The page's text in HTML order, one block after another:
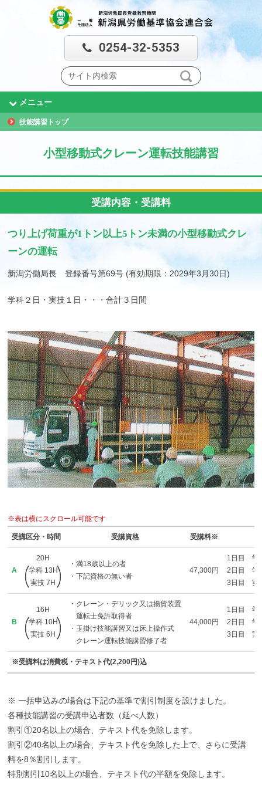
0254-32-5353
メニュー
技能講習トップ
小型移動式クレーン運転技能講習
受講内容・受講料
つり上げ荷重が1トン以上5トン未満の小型移動式クレ
ーンの運転
新潟労働局長 登録番号第69号 (有効期限：2029年3月30日)
学科２日・実技１日・・・合計３日間
※表は横にスクロール可能です
受講区分・時間 受講資格 受講料※
A
20H
学科 13H
実技 7H
・満18歳以上の者
・下記資格の無い者
47,300円
1日目 学
2日目 学
3日目 実
B
16H
学科 10H
実技 6H
・クレーン・デリック又は揚貨装置
運転士免許取得者
・玉掛け技能講習又は床上操作式
クレーン運転技能講習修了者
44,000円
1日目 学
2日目 学
3日目 実
※受講料は消費税・テキスト代(2,200円)込
※ 一括申込みの場合は下記の基準で割引制度を設けました。
各種技能講習の受講申込者数（延べ人数）
割引①20名以上の場合、テキスト代を免除します。
割引②40名以上の場合、テキスト代を免除した上で、さらに受講
料を8％割引します。
特別割引10名以上の場合、テキスト代の半額を免除します。